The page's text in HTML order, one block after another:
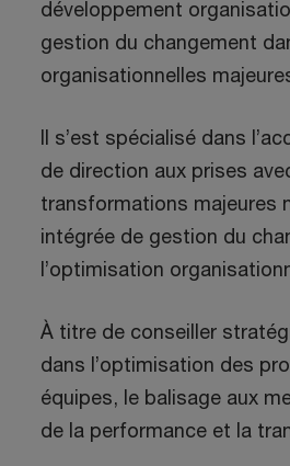
développement
gestion du changement
organisationnelles
Il s’est spécialisé dans
de direction aux prises
transformations majeures
intégrée de gestion du
l’optimisation
À titre de conseiller
dans l’optimisation des
équipes, le balisage aux
de la performance et la